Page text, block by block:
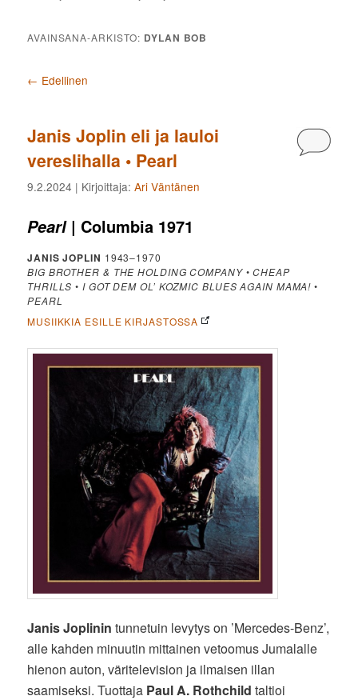
AVAINSANA-ARKISTO: DYLAN BOB
Artikkelien selaus
← Edellinen
Janis Joplin eli ja lauloi
vereslihalla • Pearl
9.2.2024 | Kirjoittaja:Ari Väntänen
Pearl| Columbia 1971
JANIS JOPLIN 1943–1970
BIG BROTHER & THE HOLDING COMPANY•CHEAP
THRILLS • I GOT DEM OL’ KOZMIC BLUES AGAIN MAMA! •
PEARL
MUSIIKKIA ESILLE KIRJASTOSSA
Janis Joplinin tunnetuin levytys on ’Mercedes-Benz’,
alle kahden minuutin mittainen vetoomus Jumalalle
hienon auton, väritelevision ja ilmaisen illan
saamiseksi. Tuottaja Paul A. Rothchild taltioi